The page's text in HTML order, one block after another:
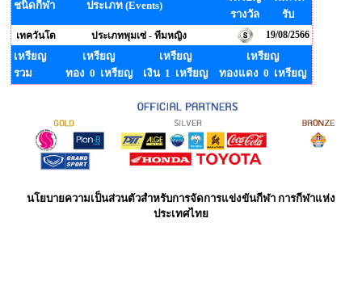
ชนิดกีฬา ประเภท (Events)
รางวัล
รับ
เทควันโด ประเภทพุมเซ่ - ทีมหญิง 19/08/2566
เหรียญ
รวม
เหรียญ
ทอง 0 เหรียญ
เหรียญ
เงิน 1 เหรียญ
เหรียญ
ทองแดง 0 เหรียญ
นโยบายความเป็นส่วนตัวสำหรับการจัดการแข่งขันกีฬา การกีฬาแห่ง
ประเทศไทย